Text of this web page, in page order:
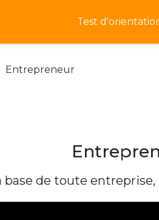
Test
Entrepreneur
base de toute